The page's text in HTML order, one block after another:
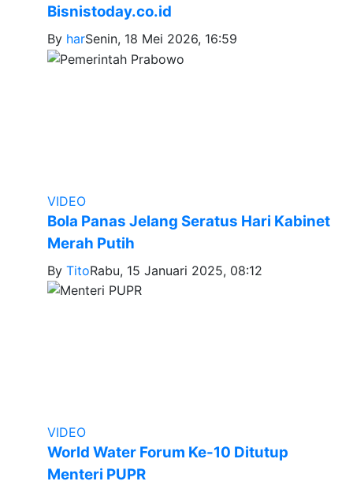
Bisnistoday.co.id
By harSenin, 18 Mei 2026, 16:59
VIDEO
Bola Panas Jelang Seratus Hari Kabinet
Merah Putih
By TitoRabu, 15 Januari 2025, 08:12
VIDEO
World Water Forum Ke-10 Ditutup
Menteri PUPR